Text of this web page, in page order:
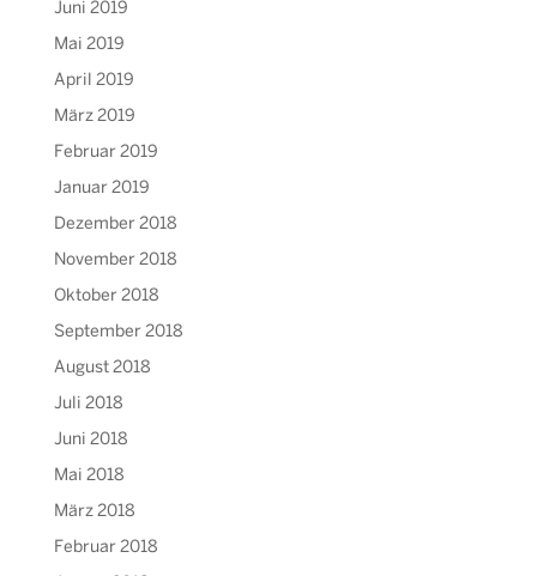
Juni 2019
Mai 2019
April 2019
März 2019
Februar 2019
Januar 2019
Dezember 2018
November 2018
Oktober 2018
September 2018
August 2018
Juli 2018
Juni 2018
Mai 2018
März 2018
Februar 2018